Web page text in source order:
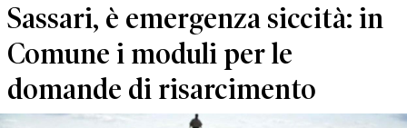
Sassari, è emergenza siccità: in
Comune i moduli per le
domande di risarcimento